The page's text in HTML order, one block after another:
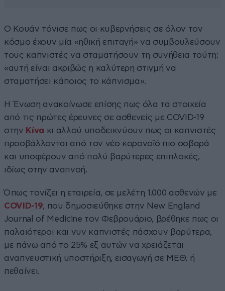
Ο Κουάν τόνισε πως οι κυβερνήσεις σε όλον τον
κόσμο έχουν μία «ηθική επιταγή» να συμβουλεύσουν
τους καπνιστές να σταματήσουν τη συνήθεια τούτη:
«αυτή είναι ακριβώς η καλύτερη στιγμή να
σταματήσει κάποιος το κάπνισμα».
Η Ένωση ανακοίνωσε επίσης πως όλα τα στοιχεία
από τις πρώτες έρευνες σε ασθενείς με COVID-19
στην Κίνα κι αλλού υποδεικνύουν πως οι καπνιστές
προσβάλλονται από τον νέο κορονοϊό πιο σοβαρά
και υποφέρουν από πολύ βαρύτερες επιπλοκές,
ιδίως στην αναπνοή.
Όπως τονίζει η εταιρεία, σε μελέτη 1.000 ασθενών με
COVID-19, που δημοσιεύθηκε στην New England
Journal of Medicine τον Φεβρουάριο, βρέθηκε πως οι
παλαιότεροι και νυν καπνιστές πάσχουν βαρύτερα,
με πάνω από το 25% εξ αυτών να χρειάζεται
αναπνευστική υποστήριξη, εισαγωγή σε ΜΕΘ, ή
πεθαίνει.